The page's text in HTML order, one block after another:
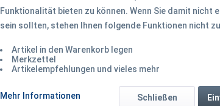
Funktionalität bieten zu können. Wenn Sie damit nicht
sein sollten, stehen Ihnen folgende Funktionen nicht
Artikel in den Warenkorb legen
Merkzettel
Artikelempfehlungen und vieles mehr
Mehr Informationen Schließen